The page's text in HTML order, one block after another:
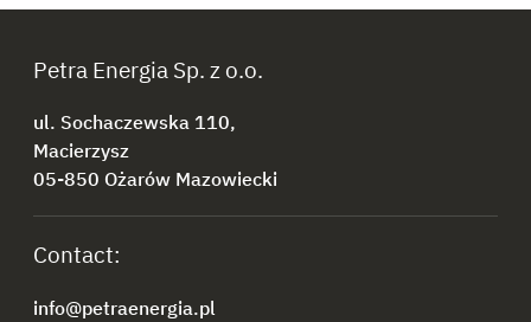
Petra Energia Sp. z o.o.
ul. Sochaczewska 110,
Macierzysz
05-850 Ożarów Mazowiecki
Contact:
info@petraenergia.pl